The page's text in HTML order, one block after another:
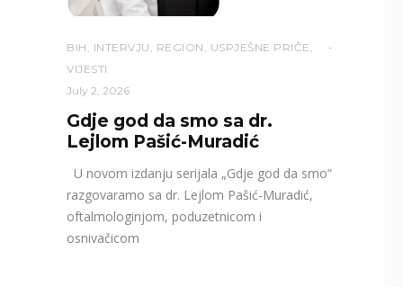
BIH , INTERVJU , REGION , USPJEŠNE PRIČE ,
VIJESTI
July 2, 2026
Gdje god da smo sa dr.
Lejlom Pašić-Muradić
U novom izdanju serijala „Gdje god da smo“
razgovaramo sa dr. Lejlom Pašić-Muradić,
oftalmologinjom, poduzetnicom i
osnivačicom